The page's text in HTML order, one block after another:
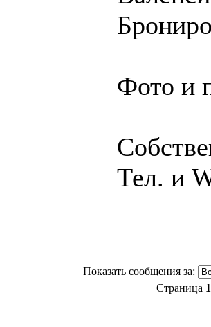
Фото и
Тел. и
Показать сообщения за:
Страница 1